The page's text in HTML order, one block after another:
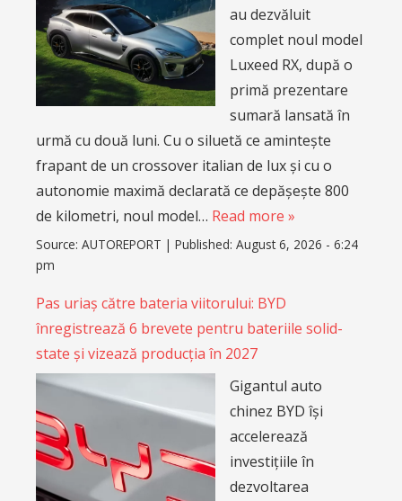
au dezvăluit
complet noul model
Luxeed RX, după o
primă prezentare
sumară lansată în
urmă cu două luni. Cu o siluetă ce amintește
frapant de un crossover italian de lux și cu o
autonomie maximă declarată ce depășește 800
de kilometri, noul model… Read more »
Source: AUTOREPORT | Published: August 6, 2026 - 6:24
pm
Pas uriaș către bateria viitorului: BYD
înregistrează 6 brevete pentru bateriile solid-
state și vizează producția în 2027
Gigantul auto
chinez BYD își
accelerează
investițiile în
dezvoltarea